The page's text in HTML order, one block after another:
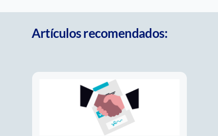
Artículos recomendados: